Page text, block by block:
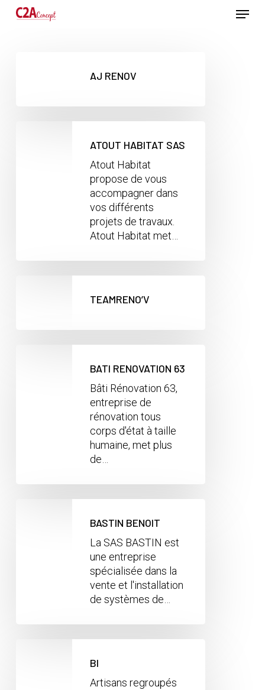
Passer
Menu
AJ RENOV
ATOUT HABITAT SAS
Atout Habitat
propose de vous
accompagner dans
vos différents
projets de travaux.
Atout Habitat met…
TEAMRENO’V
BATI RENOVATION 63
Bâti Rénovation 63,
entreprise de
rénovation tous
corps d'état à taille
humaine, met plus
de…
BASTIN BENOIT
La SAS BASTIN est
une entreprise
spécialisée dans la
vente et l'installation
de systèmes de…
BI
Artisans regroupés